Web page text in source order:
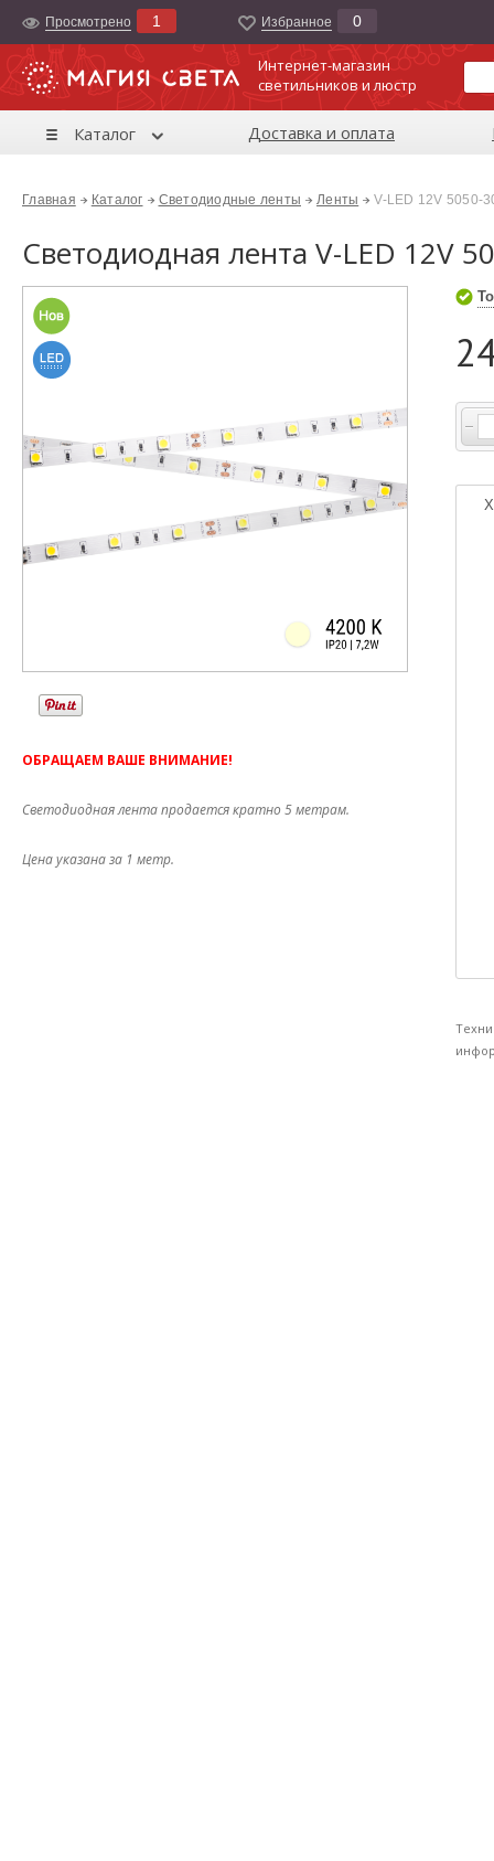
Просмотрено 1 Избранноe 0
Интернет-магазин
светильников и люстр
Каталог Доставка и оплата
Главная Каталог Светодиодные ленты Ленты V-LED 12V 5050-
Светодиодная лента V-LED 12V
ОБРАЩАЕМ ВАШЕ ВНИМАНИЕ!
Светодиодная лента продается кратно 5 метрам.
Цена указана за 1 метр.